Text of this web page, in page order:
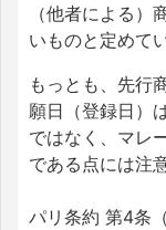
（他者による
いものと定めて
もっとも、先行
願日（登録日）
ではなく、マレ
である点には注
パリ条約 第4条（